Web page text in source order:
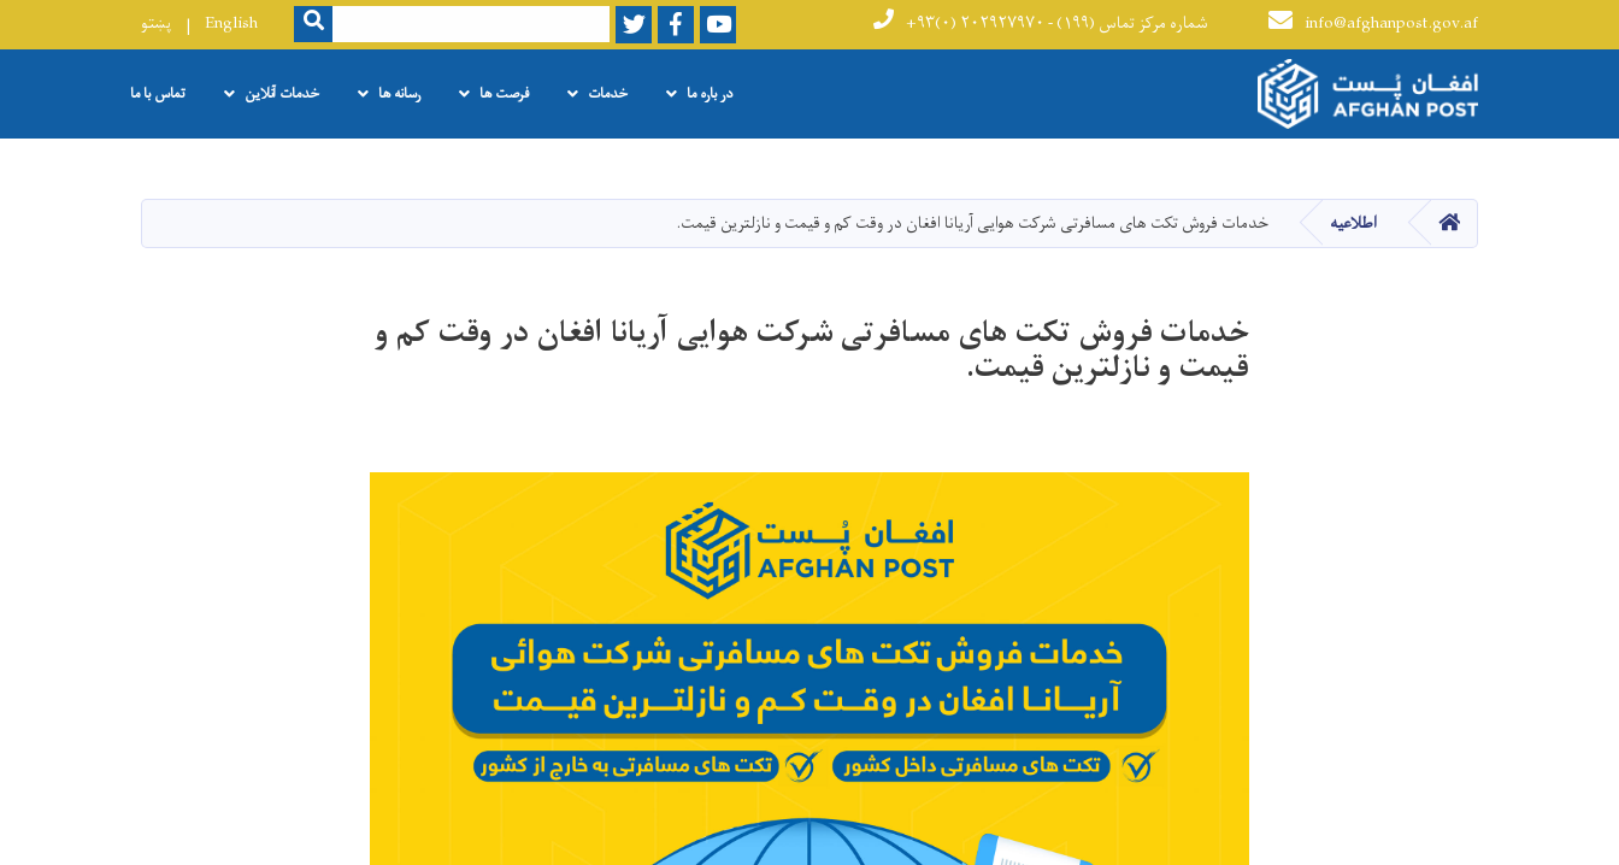
main
content
info@afghanpost.gov.af +۹۳(۰) ۲۰۲۹۲۷۹۷۰ - شماره مرکز تماس (۱۹۹) Youtube
Facebook
Twitter
Search
SEARCH
English پښتو
Main navigation
در باره ما خدمات فرصت ها رسانه ها خدمات آنلاین تماس با ما
HOME اطلاعیه خدمات فروش تکت های مسافرتی شرکت هوایی آریانا افغان در وقت کم و قیمت و نازلترین قیمت.
خدمات فروش تکت های مسافرتی شرکت هوایی آریانا افغان در وقت کم و
قیمت و نازلترین قیمت.